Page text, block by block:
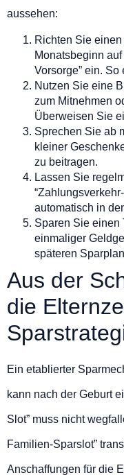
aussehen:
Richten Sie
Monatsbeginn
Vorsorge” ein.
Nutzen Sie eine
zum Mitnehmen
Überweisen Sie
Sprechen Sie ab
kleiner
zu beitragen.
Lassen Sie
automatisch in
Sparen Sie einen
einmaliger
späteren
Aus der
die
Ein etablierter
kann nach der Geburt
Slot” muss nicht
Familien-Sparslot”
Anschaffungen für die